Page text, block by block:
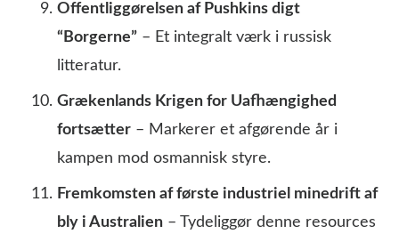
Offentliggørelsen af Pushkins digt
“Borgerne” – Et integralt værk i russisk
litteratur.
Grækenlands Krigen for Uafhængighed
fortsætter – Markerer et afgørende år i
kampen mod osmannisk styre.
Fremkomsten af første industriel minedrift af
bly i Australien – Tydeliggør denne resources